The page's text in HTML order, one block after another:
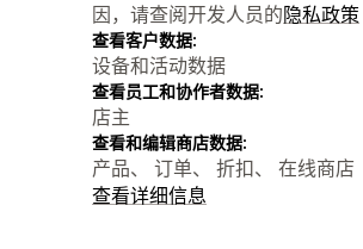
因，请查阅开发人员的隐私政策
查看客户数据:
设备和活动数据
查看员工和协作者数据:
店主
查看和编辑商店数据:
产品、 订单、 折扣、 在线商店
查看详细信息